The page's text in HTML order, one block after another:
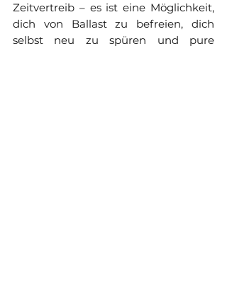
Zeitvertreib – es ist eine Möglichkeit,
dich von Ballast zu befreien, dich
selbst neu zu spüren und pure